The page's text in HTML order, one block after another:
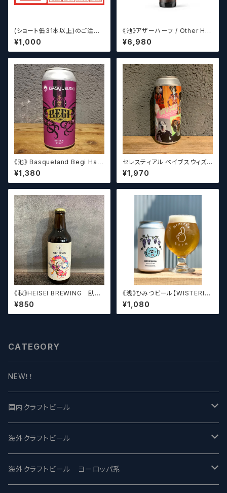
(ショート缶31本以上)のご注文
の場合いこちらをご購入くださ
い。 【クラフトビール】
¥1,000
《池》アザーハーフ / Other Hal
f Brewing Triple Drupe【ク
ラフトビールシザーズ】
¥6,980
《池》 Basqueland Begi Hau
ndi ベヒ アウンディ
¥1,380
セレスティアル ベイブスウィズ
ザパワー / Celestial Beerwo
rks Babes With the Power
¥1,970
《秋》HEISEI BREWING 臥龍
長生(がりゅうちょうせい)アメリ
カンペールエール【クラフトビー
ル】
¥850
《浅》ひみつビール【WISTERIA】
／ ウィステリア
¥1,080
CATEGORY
NEW！！
国内クラフトビール
UCHU BREWING -うちゅうブルーイング
バテレ -VERTERE
海外クラフトビール
Modern Times モダンタイムズ
海外クラフトビール ヨーロッパ系